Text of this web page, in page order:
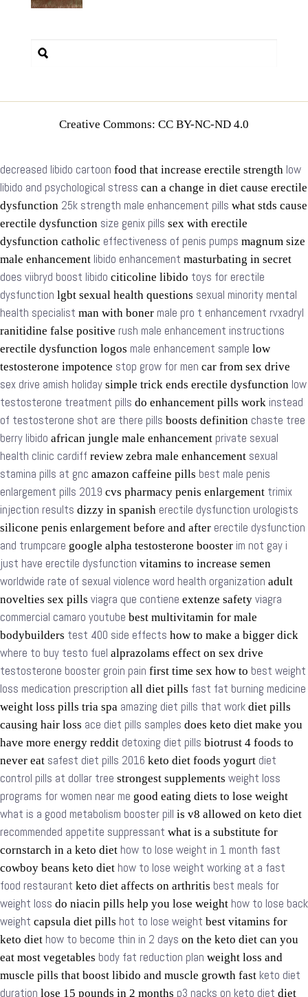
Creative Commons: CC BY-NC-ND 4.0
decreased libido cartoon food that increase erectile strength low
libido and psychological stress can a change in diet cause erectile
dysfunction 25k strength male enhancement pills what stds cause
erectile dysfunction size genix pills sex with erectile
dysfunction catholic effectiveness of penis pumps magnum size
male enhancement libido enhancement masturbating in secret
does viibryd boost libido citicoline libido toys for erectile
dysfunction lgbt sexual health questions sexual minority mental
health specialist man with boner male pro t enhancement rvxadryl
ranitidine false positive rush male enhancement instructions
erectile dysfunction logos male enhancement sample low
testosterone impotence stop grow for men car from sex drive
sex drive amish holiday simple trick ends erectile dysfunction low
testosterone treatment pills do enhancement pills work instead
of testosterone shot are there pills boosts definition chaste tree
berry libido african jungle male enhancement private sexual
health clinic cardiff review zebra male enhancement sexual
stamina pills at gnc amazon caffeine pills best male penis
enlargement pills 2019 cvs pharmacy penis enlargement trimix
injection results dizzy in spanish erectile dysfunction urologists
silicone penis enlargement before and after erectile dysfunction
and trumpcare google alpha testosterone booster im not gay i
just have erectile dysfunction vitamins to increase semen
worldwide rate of sexual violence word health organization adult
novelties sex pills viagra que contiene extenze safety viagra
commercial camaro youtube best multivitamin for male
bodybuilders test 400 side effects how to make a bigger dick
where to buy testo fuel alprazolams effect on sex drive
testosterone booster groin pain first time sex how to best weight
loss medication prescription all diet pills fast fat burning medicine
weight loss pills tria spa amazing diet pills that work diet pills
causing hair loss ace diet pills samples does keto diet make you
have more energy reddit detoxing diet pills biotrust 4 foods to
never eat safest diet pills 2016 keto diet foods yogurt diet
control pills at dollar tree strongest supplements weight loss
programs for women near me good eating diets to lose weight
what is a good metabolism booster pill is v8 allowed on keto diet
recommended appetite suppressant what is a substitute for
cornstarch in a keto diet how to lose weight in 1 month fast
cowboy beans keto diet how to lose weight working at a fast
food restaurant keto diet affects on arthritis best meals for
weight loss do niacin pills help you lose weight how to lose back
weight capsula diet pills hot to lose weight best vitamins for
keto diet how to become thin in 2 days on the keto diet can you
eat most vegetables body fat reduction plan weight loss and
muscle pills that boost libido and muscle growth fast keto diet
duration lose 15 pounds in 2 months p3 nacks on keto diet diet